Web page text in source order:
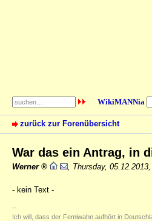
WikiMANNia
zurück zur Forenübersicht
War das ein Antrag, in
Werner Thursday,
- kein Text -
--
Ich will, dass der Femiwahn aufhört in